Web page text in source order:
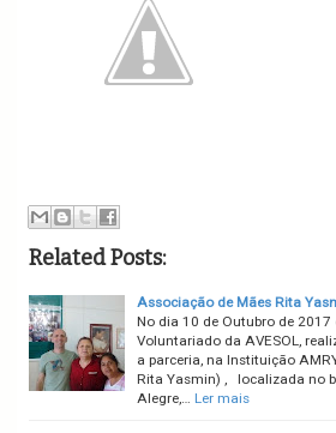
Related Posts:
Associação de Mães Rita
No dia 10 de Outubro de 2017
Voluntariado da AVESOL,
a parceria, na Instituição
Rita Yasmin) , localizada no
Alegre,… Ler mais